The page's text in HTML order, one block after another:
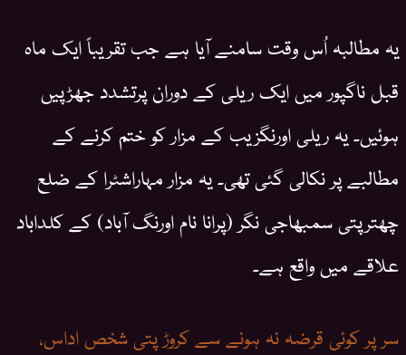
یہ مطالبہ اُس وقت سامنے آیا ہے جب تقریباً ایک ماہ
قبل ناگپور میں ایک ریلی کے دوران پرتشدد جھڑپیں
ہوئیں۔ یہ ریلی اورنگزیب کے مزار کو ختم کرنے کے
مطالبے پر نکالی گئی تھی۔ یہ مزار مہاراشٹرا کے ضلع
چھترپتی سمبھاجی نگر (پرانا نام اورنگ آباد) کے کلداباد
علاقے میں واقع ہے۔
سر پر کوئی قرضہ نہ ہونے سے کروڑ پتی شخص اداس،